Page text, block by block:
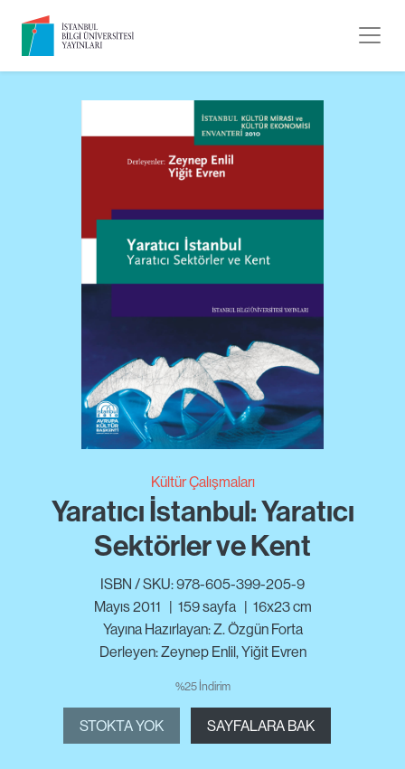
Kültür Çalışmaları
Yaratıcı İstanbul: Yaratıcı
Sektörler ve Kent
ISBN / SKU: 978-605-399-205-9
Mayıs 2011 | 159sayfa | 16x23 cm
Yayına Hazırlayan: Z. Özgün Forta
Derleyen: Zeynep Enlil, Yiğit Evren
%25 İndirim
STOKTA YOK SAYFALARA BAK